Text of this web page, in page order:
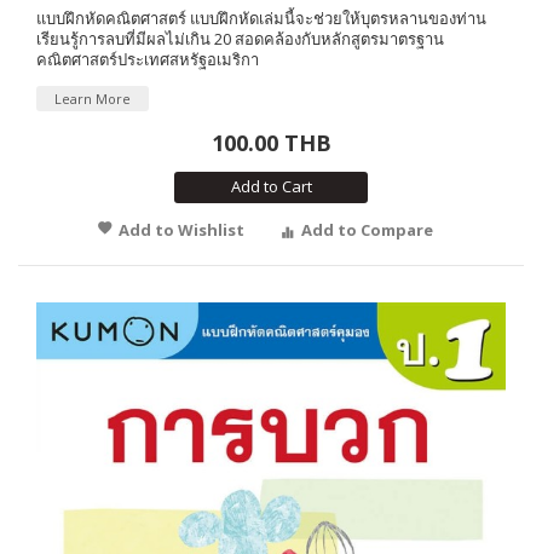
แบบฝึกหัดคณิตศาสตร์ แบบฝึกหัดเล่มนี้จะช่วยให้บุตรหลานของท่าน
เรียนรู้การลบที่มีผลไม่เกิน 20 สอดคล้องกับหลักสูตรมาตรฐาน
คณิตศาสตร์ประเทศสหรัฐอเมริกา
Learn More
100.00 THB
Add to Cart
Add to Wishlist
Add to Compare